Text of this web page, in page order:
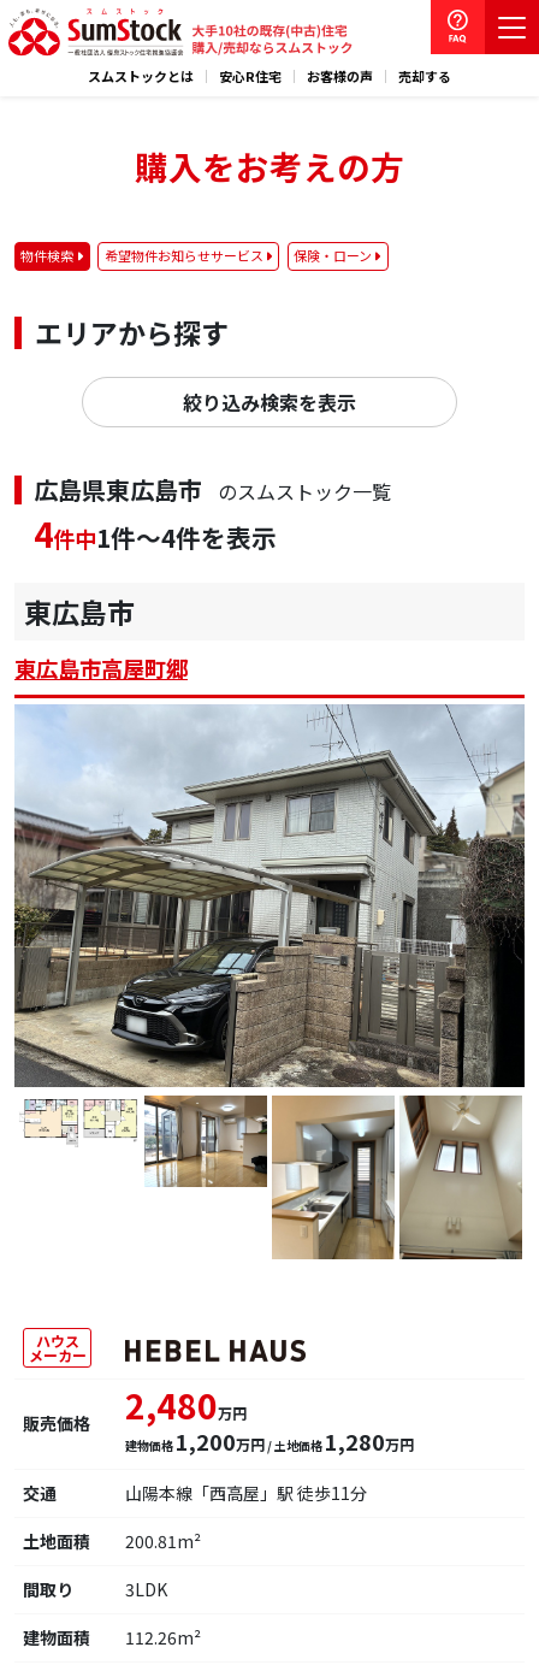
スムストックとは 安心R住宅 お客様の声 売却する
購入をお考えの方
物件検索 希望物件お知らせサービス 保険・ローン
エリアから探す
絞り込み検索を表示
広島県東広島市 のスムストック一覧
4件中1件～4件を表示
東広島市
東広島市高屋町郷
ハウス
メーカー
販売価格 2,480万円
建物価格 1,200万円 / 土地価格 1,280万円
交通
山陽本線「西高屋」駅 徒歩11分
土地面積
200.81m²
間取り
3LDK
建物面積
112.26m²